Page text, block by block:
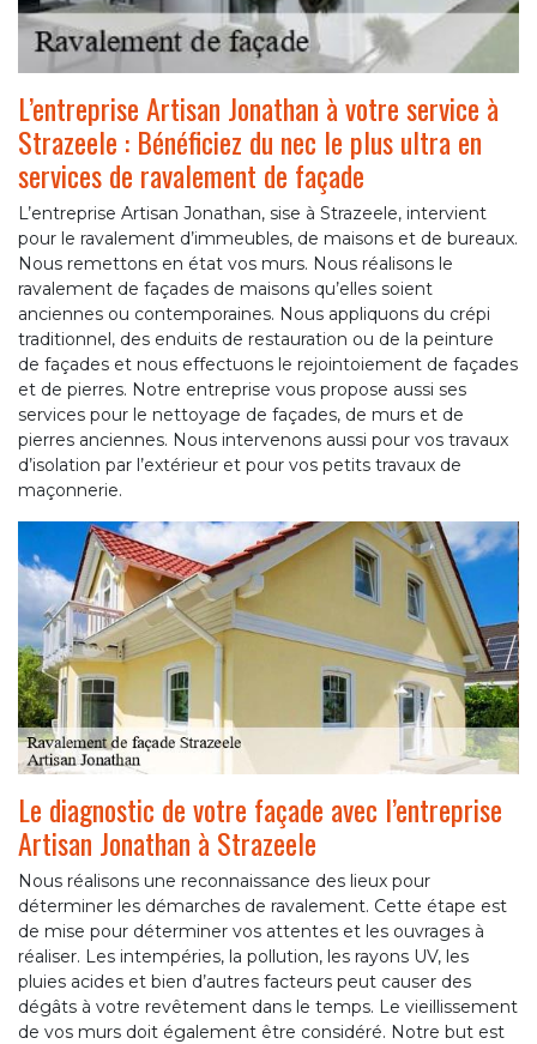
L’entreprise Artisan Jonathan à votre service à
Strazeele : Bénéficiez du nec le plus ultra en
services de ravalement de façade
L’entreprise Artisan Jonathan, sise à Strazeele, intervient
pour le ravalement d’immeubles, de maisons et de bureaux.
Nous remettons en état vos murs. Nous réalisons le
ravalement de façades de maisons qu’elles soient
anciennes ou contemporaines. Nous appliquons du crépi
traditionnel, des enduits de restauration ou de la peinture
de façades et nous effectuons le rejointoiement de façades
et de pierres. Notre entreprise vous propose aussi ses
services pour le nettoyage de façades, de murs et de
pierres anciennes. Nous intervenons aussi pour vos travaux
d’isolation par l’extérieur et pour vos petits travaux de
maçonnerie.
Le diagnostic de votre façade avec l’entreprise
Artisan Jonathan à Strazeele
Nous réalisons une reconnaissance des lieux pour
déterminer les démarches de ravalement. Cette étape est
de mise pour déterminer vos attentes et les ouvrages à
réaliser. Les intempéries, la pollution, les rayons UV, les
pluies acides et bien d’autres facteurs peut causer des
dégâts à votre revêtement dans le temps. Le vieillissement
de vos murs doit également être considéré. Notre but est